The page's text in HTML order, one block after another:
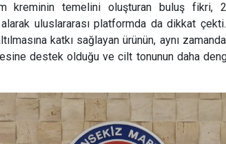
kreminin temelini oluşturan buluş
alarak uluslararası platformda da dikkat
katkı sağlayan ürünün, aynı
destek olduğu ve cilt tonunun daha